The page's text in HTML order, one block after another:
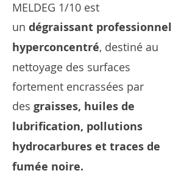
MELDEG 1/10 est
un dégraissant professionnel
hyperconcentré, destiné au
nettoyage des surfaces
fortement encrassées par
des graisses, huiles de
lubrification, pollutions
hydrocarbures et traces de
fumée noire.